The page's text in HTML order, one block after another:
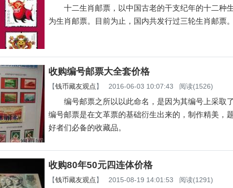
十二生肖邮票，以中国古老的干支纪年的十二种
为生肖邮票。目前为止，国内共发行过三轮生肖邮票。
收购编号邮票大全套价格
【钱币藏友观点】 2016-06-03 10:07:43 阅读(1526)
编号邮票之所以以此命名，是因为其编号上采取了
编号邮票是在文革票的基础衍生出来的，制作精美，
好者们必备的收藏品。
收购80年50元四连体价格
【钱币藏友观点】 2015-08-19 14:01:53 阅读(1291)